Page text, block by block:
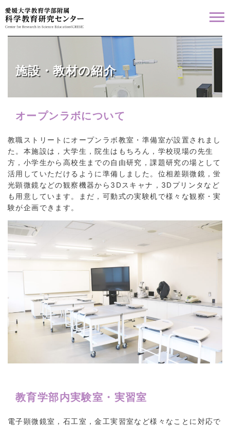
施設・教材の紹介
オープンラボについて
教職ストリートにオープンラボ教室・準備室が設置されまし
た。本施設は，大学生，院生はもちろん，学校現場の先生
方，小学生から高校生までの自由研究，課題研究の場として
活用していただけるように準備しました。位相差顕微鏡，蛍
光顕微鏡などの観察機器から3Dスキャナ，3Dプリンタなど
も用意しています。まだ，可動式の実験机で様々な観察・実
験が企画できます。
教育学部内実験室・実習室
電子顕微鏡室，石工室，金工実習室など様々なことに対応で